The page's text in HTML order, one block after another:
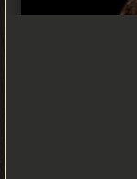
الفلسطيني التي تم